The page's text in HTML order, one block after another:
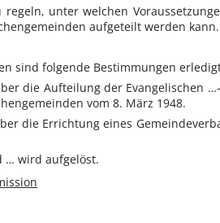
unter welchen
aufgeteilt werden kann.
sind folgende Bestimmungen
die Aufteilung der Evangelischen
vom 8. März 1948.
die Errichtung eines
… wird aufgelöst.